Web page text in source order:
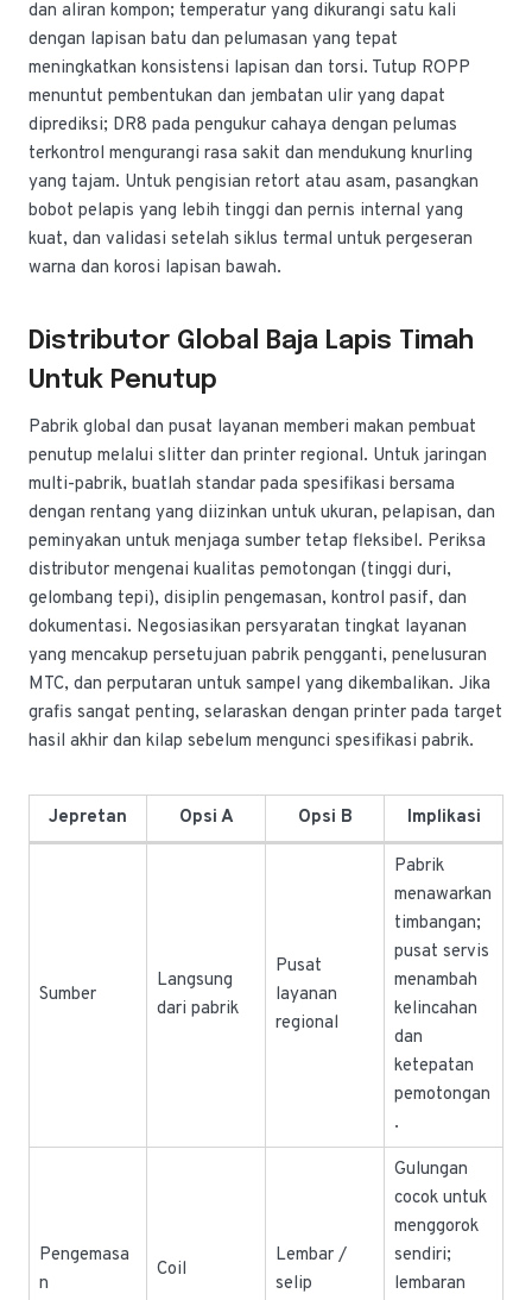
dan aliran kompon; temperatur yang dikurangi satu kali
dengan lapisan batu dan pelumasan yang tepat
meningkatkan konsistensi lapisan dan torsi. Tutup ROPP
menuntut pembentukan dan jembatan ulir yang dapat
diprediksi; DR8 pada pengukur cahaya dengan pelumas
terkontrol mengurangi rasa sakit dan mendukung knurling
yang tajam. Untuk pengisian retort atau asam, pasangkan
bobot pelapis yang lebih tinggi dan pernis internal yang
kuat, dan validasi setelah siklus termal untuk pergeseran
warna dan korosi lapisan bawah.
Distributor Global Baja Lapis Timah
Untuk Penutup
Pabrik global dan pusat layanan memberi makan pembuat
penutup melalui slitter dan printer regional. Untuk jaringan
multi-pabrik, buatlah standar pada spesifikasi bersama
dengan rentang yang diizinkan untuk ukuran, pelapisan, dan
peminyakan untuk menjaga sumber tetap fleksibel. Periksa
distributor mengenai kualitas pemotongan (tinggi duri,
gelombang tepi), disiplin pengemasan, kontrol pasif, dan
dokumentasi. Negosiasikan persyaratan tingkat layanan
yang mencakup persetujuan pabrik pengganti, penelusuran
MTC, dan perputaran untuk sampel yang dikembalikan. Jika
grafis sangat penting, selaraskan dengan printer pada target
hasil akhir dan kilap sebelum mengunci spesifikasi pabrik.
Jepretan Opsi A Opsi B Implikasi
Sumber
Langsung
dari pabrik
Pusat
layanan
regional
Pabrik
menawarkan
timbangan;
pusat servis
menambah
kelincahan
dan
ketepatan
pemotongan
.
Pengemasa
n
Coil
Lembar /
selip
Gulungan
cocok untuk
menggorok
sendiri;
lembaran